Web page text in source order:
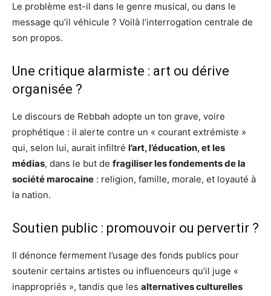
Le problème est-il dans le genre musical, ou dans le
message qu’il véhicule ? Voilà l’interrogation centrale de
son propos.
Une critique alarmiste : art ou dérive
organisée ?
Le discours de Rebbah adopte un ton grave, voire
prophétique : il alerte contre un « courant extrémiste »
qui, selon lui, aurait infiltré l’art, l’éducation, et les
médias, dans le but de fragiliser les fondements de la
société marocaine : religion, famille, morale, et loyauté à
la nation.
Soutien public : promouvoir ou pervertir ?
Il dénonce fermement l’usage des fonds publics pour
soutenir certains artistes ou influenceurs qu’il juge «
inappropriés », tandis que les alternatives culturelles